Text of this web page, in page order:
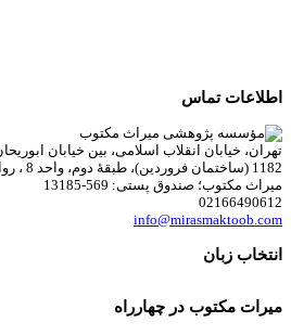
اطلاعات تماس
تهران، خیابان انقلاب اسلامی، بین خیابان
1182
میراث مکتوب؛ صندوق پستی: 569-13185
02166490612
info@mirasmaktoob.com
انتخاب زبان
میرات مکتوب در چهارراه